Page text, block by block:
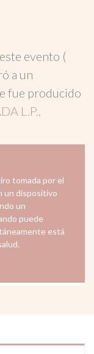
evento (
a un
fue producido
L.P..
tomada por el
un dispositivo
un
puede
está